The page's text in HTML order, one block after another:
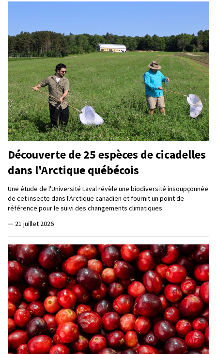
Découverte de 25 espèces de cicadelles
dans l'Arctique québécois
Une étude de l'Université Laval révèle une biodiversité insoupçonnée
de cet insecte dans l'Arctique canadien et fournit un point de
référence pour le suivi des changements climatiques
— 21 juillet 2026